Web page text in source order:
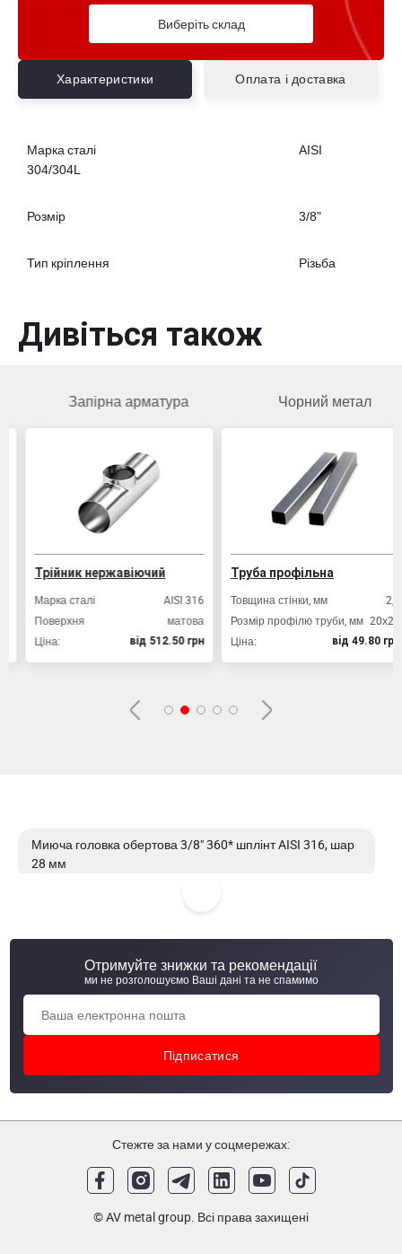
Виберіть склад
Характеристики Оплата і доставка
Марка сталі
AISI
304/304L
Розмір 3/8"
Тип кріплення Різьба
Дивіться також
Запірна арматура
Трійник нержавіючий
Марка сталі
AISI 316
Поверхня
матова
Ціна:
вiд 512.50 грн
Чорний метал
Труба профільна
Товщина стінки, мм
2,0
Розмір профілю труби, мм 20х20
Ціна:
вiд 49.80 грн
Миюча головка обертова 3/8" 360* шплінт AISI 316, шар
28 мм
Миюча головка обертова 1" 360* S (зварка) AISI 304/304L,
шар - 53 мм.
Отримуйте знижки та рекомендації
ми не розголошуємо Ваші дані та не спамимо
Стежте за нами у соцмережах:
© AV metal group. Всі права захищені